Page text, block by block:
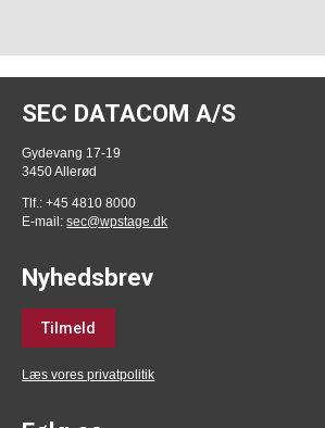
SEC DATACOM A/S
Gydevang 17-19
3450 Allerød
Tlf.: +45 4810 8000
E-mail:sec@wpstage.dk
Nyhedsbrev
Tilmeld
Læs vores privatpolitik